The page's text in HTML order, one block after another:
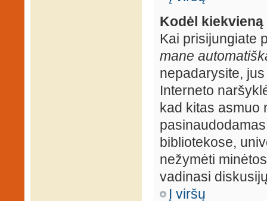
Kodėl
Kai prisijungiate
mane
nepadarysite,
Interneto
kad kitas asmuo
bibliotekose,
nežymėti
vadinasi
Į viršų